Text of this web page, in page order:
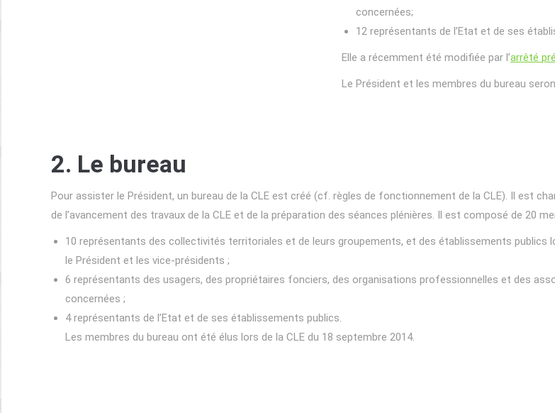
concernées;
12 représentants de l’Etat et de ses
Elle a récemment été modifiée par l’arrêté
Le Président et les membres du bureau
2. Le bureau
Pour assister le Président, un bureau de la CLE est créé (cf. règles de fonctionnement de la CLE). Il est
de l’avancement des travaux de la CLE et de la préparation des séances plénières. Il est composé de 20
10 représentants des collectivités territoriales et de leurs groupements, et des établissements publics
le Président et les vice-présidents ;
6 représentants des usagers, des propriétaires fonciers, des organisations professionnelles et des
concernées ;
4 représentants de l’Etat et de ses établissements publics.
Les membres du bureau ont été élus lors de la CLE du 18 septembre 2014.